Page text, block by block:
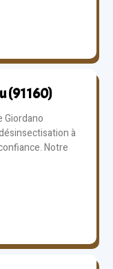
(91160)
à
Notre